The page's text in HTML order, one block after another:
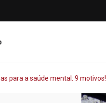
para a saúde mental: 9 motivos!